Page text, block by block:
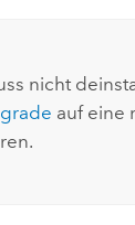
nicht
auf eine